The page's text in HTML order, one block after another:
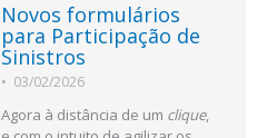
Novos formulários
para Participação de
Sinistros
• 03/02/2026
Agora à distância de um clique,